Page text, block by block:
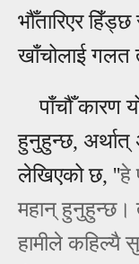
भौँतारिएर
खाँचोलाई गलत
पाँचौँ कारण
हुनुहुन्छ,
लेखिएको छ, ''हे
महान्‌
हामीले कहिल्‍यै